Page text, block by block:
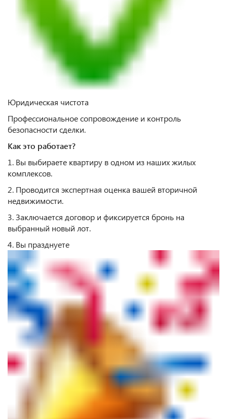
Юридическая чистота
Профессиональное сопровождение и контроль
безопасности сделки.
Как это работает?
1. Вы выбираете квартиру в одном из наших жилых
комплексов.
2. Проводится экспертная оценка вашей вторичной
недвижимости.
3. Заключается договор и фиксируется бронь на
выбранный новый лот.
4. Вы празднуете